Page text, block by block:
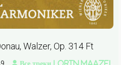
Walzer, Op. 314 Ft
Все треки Lorin Maazel